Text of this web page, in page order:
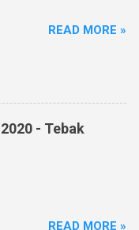
READ MORE »
- Tebak
READ MORE »